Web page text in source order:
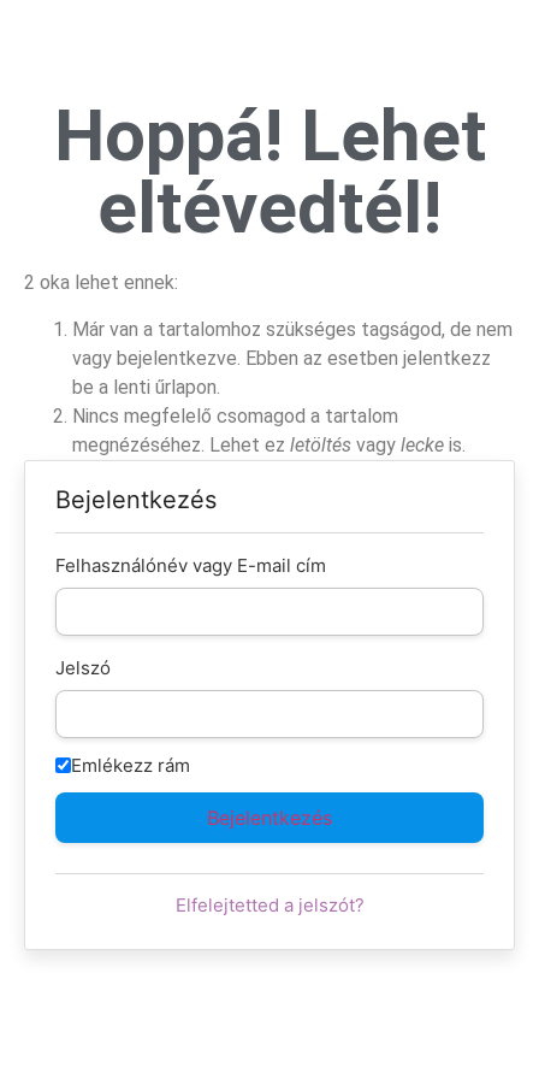
Hoppá! Lehet
eltévedtél!
2 oka lehet ennek:
Már van a tartalomhoz szükséges tagságod, de nem
vagy bejelentkezve. Ebben az esetben jelentkezz
be a lenti űrlapon.
Nincs megfelelő csomagod a tartalom
megnézéséhez. Lehet ez letöltés vagy lecke is.
Bejelentkezés
Felhasználónév vagy E-mail cím
Jelszó
Emlékezz rám
Elfelejtetted a jelszót?